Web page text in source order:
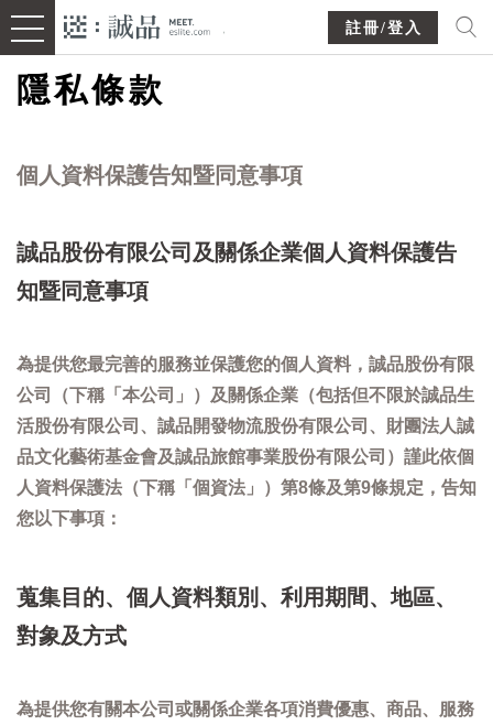
註冊/登入
隱私條款
個人資料保護告知暨同意事項
誠品股份有限公司及關係企業個人資料保護告
知暨同意事項
為提供您最完善的服務並保護您的個人資料，誠品股份有限
公司（下稱「本公司」）及關係企業（包括但不限於誠品生
活股份有限公司、誠品開發物流股份有限公司、財團法人誠
品文化藝術基金會及誠品旅館事業股份有限公司）謹此依個
人資料保護法（下稱「個資法」）第8條及第9條規定，告知
您以下事項：
蒐集目的、個人資料類別、利用期間、地區、
對象及方式
為提供您有關本公司或關係企業各項消費優惠、商品、服務